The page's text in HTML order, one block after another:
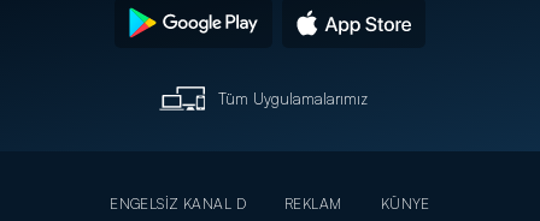
Tüm Uygulamalarımız
ENGELSİZ KANAL D REKLAM KÜNYE